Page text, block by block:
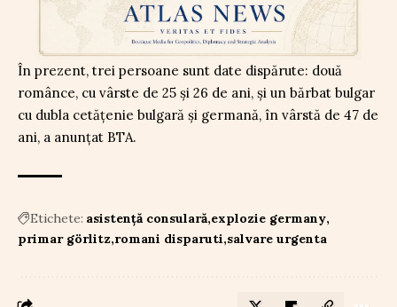
În prezent, trei persoane sunt date dispărute: două
românce, cu vârste de 25 și 26 de ani, și un bărbat bulgar
cu dubla cetățenie bulgară și germană, în vârstă de 47 de
ani, a anunțat BTA.
Etichete: asistență consulară explozie germany
primar görlitz romani disparuti salvare urgenta